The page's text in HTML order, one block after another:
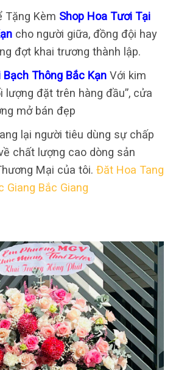
Tặng Kèm Shop Hoa Tươi Tại
cho người giữa, đồng đội hay
đợt khai trương thành lập.
Thông Bắc Kạn Với kim
lượng đặt trên hàng đầu”, cửa
mở bán đẹp
lại người tiêu dùng sự chấp
chất lượng cao dòng sản
Mại của tôi. Đăt Hoa Tang
Giang Bắc Giang